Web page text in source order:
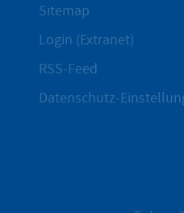
Sitemap
Login (Extranet)
RSS-Feed
Datenschutz-